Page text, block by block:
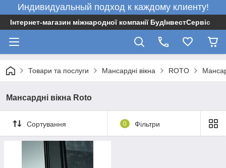
Индивидуальный подход к каждому клиенту!
Інтернет-магазин міжнародної компанії БудІнвестСервіс
Товари та послуги Мансардні вікна ROTO
Мансардні вікна Roto
Сортування 0 Фільтри